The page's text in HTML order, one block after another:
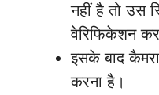
नहीं है तो उस
वेरिफिकेशन
इसके बाद
करना है।